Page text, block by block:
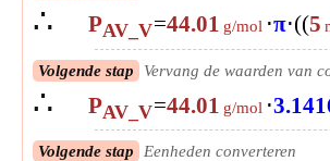
∴ PAV_V=44.01 g/mol ⋅π⋅((5
Volgende stap Vervang de waarden van
∴ PAV_V=44.01 g/mol ⋅
Volgende stap Eenheden converteren